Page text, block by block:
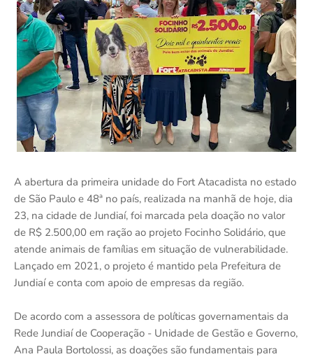
A abertura da primeira unidade do Fort Atacadista no estado
de São Paulo e 48ª no país, realizada na manhã de hoje, dia
23, na cidade de Jundiaí, foi marcada pela doação no valor
de R$ 2.500,00 em ração ao projeto Focinho Solidário, que
atende animais de famílias em situação de vulnerabilidade.
Lançado em 2021, o projeto é mantido pela Prefeitura de
Jundiaí e conta com apoio de empresas da região.
De acordo com a assessora de políticas governamentais da
Rede Jundiaí de Cooperação - Unidade de Gestão e Governo,
Ana Paula Bortolossi, as doações são fundamentais para